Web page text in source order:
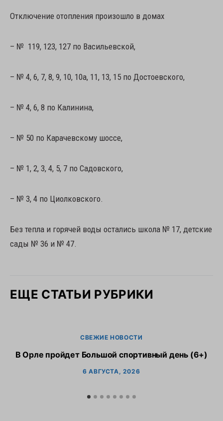
Отключение отопления произошло в домах
– № 119, 123, 127 по Васильевской,
– № 4, 6, 7, 8, 9, 10, 10а, 11, 13, 15 по Достоевского,
– № 4, 6, 8 по Калинина,
– № 50 по Карачевскому шоссе,
– № 1, 2, 3, 4, 5, 7 по Садовского,
– № 3, 4 по Циолковского.
Без тепла и горячей воды остались школа № 17, детские
сады № 36 и № 47.
ЕЩЕ СТАТЬИ РУБРИКИ
СВЕЖИЕ НОВОСТИ
В Орле пройдет Большой спортивный день (6+)
6 АВГУСТА, 2026